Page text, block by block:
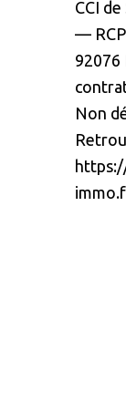
CCI
—
92076
Non